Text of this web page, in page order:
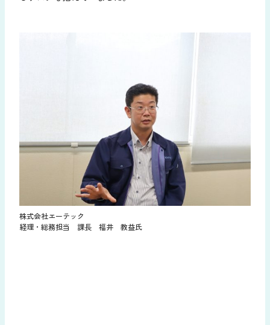
株式会社エーテック
経理・総務担当 課長 福井 教益氏